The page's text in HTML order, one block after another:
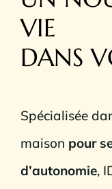
VIE
DANS
Spécialisée
maison pour
d’autonomie,